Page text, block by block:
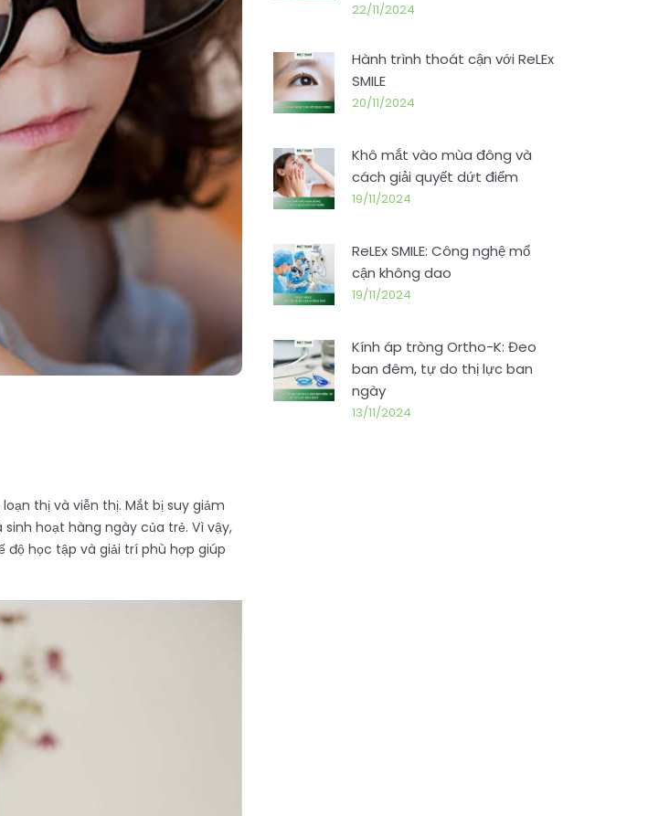
thị và viễn thị. Mắt bị suy giảm
hoạt hàng ngày của trẻ. Vì vậy,
học tập và giải trí phù hợp giúp
22/11/2024
Hành trình thoát cận với ReLEx
SMILE
20/11/2024
Khô mắt vào mùa đông và
cách giải quyết dứt điểm
19/11/2024
ReLEx SMILE: Công nghệ mổ
cận không dao
19/11/2024
Kính áp tròng Ortho-K: Đeo
ban đêm, tự do thị lực ban
ngày
13/11/2024